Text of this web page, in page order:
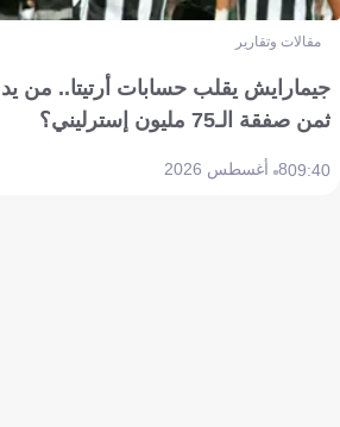
مقالات وتقارير
جيمارايش يقلب حسابات أرتيتا.. من
ثمن صفقة الـ75 مليون إسترليني؟
09:408 أغسطس 2026